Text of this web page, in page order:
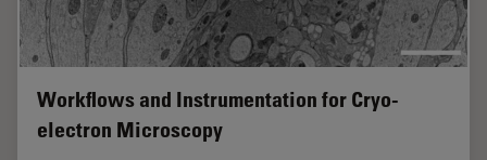
Workflows and Instrumentation for Cryo-
electron Microscopy